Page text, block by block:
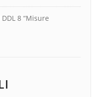
8 “Misure